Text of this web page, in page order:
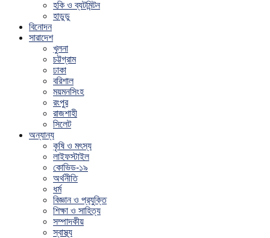
হকি ও ব্যটমিন্টন
হাডুডু
বিনোদন
সারাদেশ
খুলনা
চট্টগ্রাম
ঢাকা
বরিশাল
ময়মনসিংহ
রংপুর
রাজশাহী
সিলেট
অন্যান্য
কৃষি ও মৎস্য
লাইফস্টাইল
কোভিড-১৯
অর্থনীতি
ধর্ম
বিজ্ঞান ও প্রযুক্তি
শিক্ষা ও সাহিত্য
সম্পাদকীয়
স্বাস্থ্য